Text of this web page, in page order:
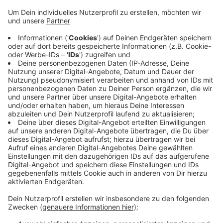
Anzeige
Denn um die Sicherheit beim Spiel zu Gewährleisten,
steht auch eine Gruppe aus Feuerwehr und
Rettungsdienst aus unserer Stadt bereit. Dieser
Patiententransportzug beinhaltet Notärzte, Rettungs-
und Krankenwagen. Außerdem Personal und ein
Fahrzeug zu Koordination eines möglichen Einsatzes.
Im Ernstfall wären sie dann in einer guten Stunde in
Düsseldorf vor Ort.
Anzeige